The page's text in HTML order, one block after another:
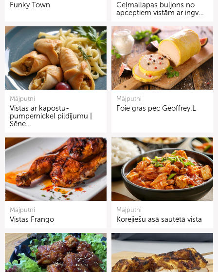
Funky Town
Ceļmallapas buljons no
apceptiem vistām ar ingv…
Mājputni
Vistas ar kāpostu-
pumpernickel pildījumu |
Sēne…
Mājputni
Foie gras pēc Geoffrey.L
Mājputni
Vistas Frango
Mājputni
Korejiešu asā sautētā vista